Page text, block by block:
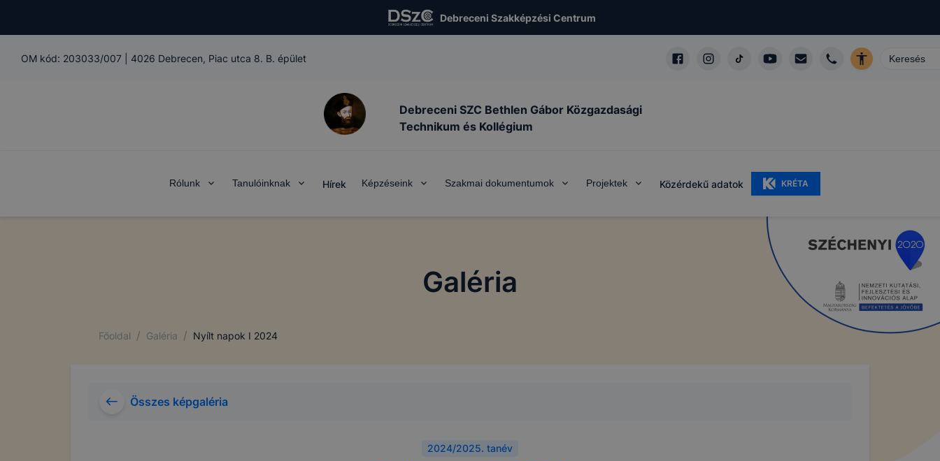
Debreceni Szakképzési Centrum
OM kód: 203033/007 4026 Debrecen, Piac utca 8. B. épület
Debreceni SZC Bethlen Gábor Közgazdasági
Technikum és Kollégium
Rólunk Tanulóinknak Hírek Képzéseink Szakmai dokumentumok Projektek Közérdekű adatok KRÉTA
Galéria
Főoldal / Galéria / Nyílt napok I 2024
Összes képgaléria
2024/2025. tanév